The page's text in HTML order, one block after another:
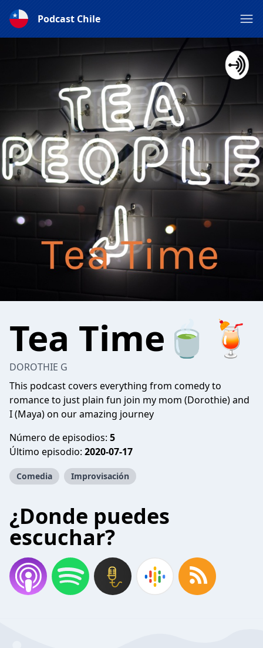
Podcast Chile
Tea Time🍵🍹
DOROTHIE G
This podcast covers everything from comedy to
romance to just plain fun join my mom (Dorothie) and
I (Maya) on our amazing journey
Número de episodios: 5
Último episodio: 2020-07-17
Comedia Improvisación
¿Donde puedes
escuchar?